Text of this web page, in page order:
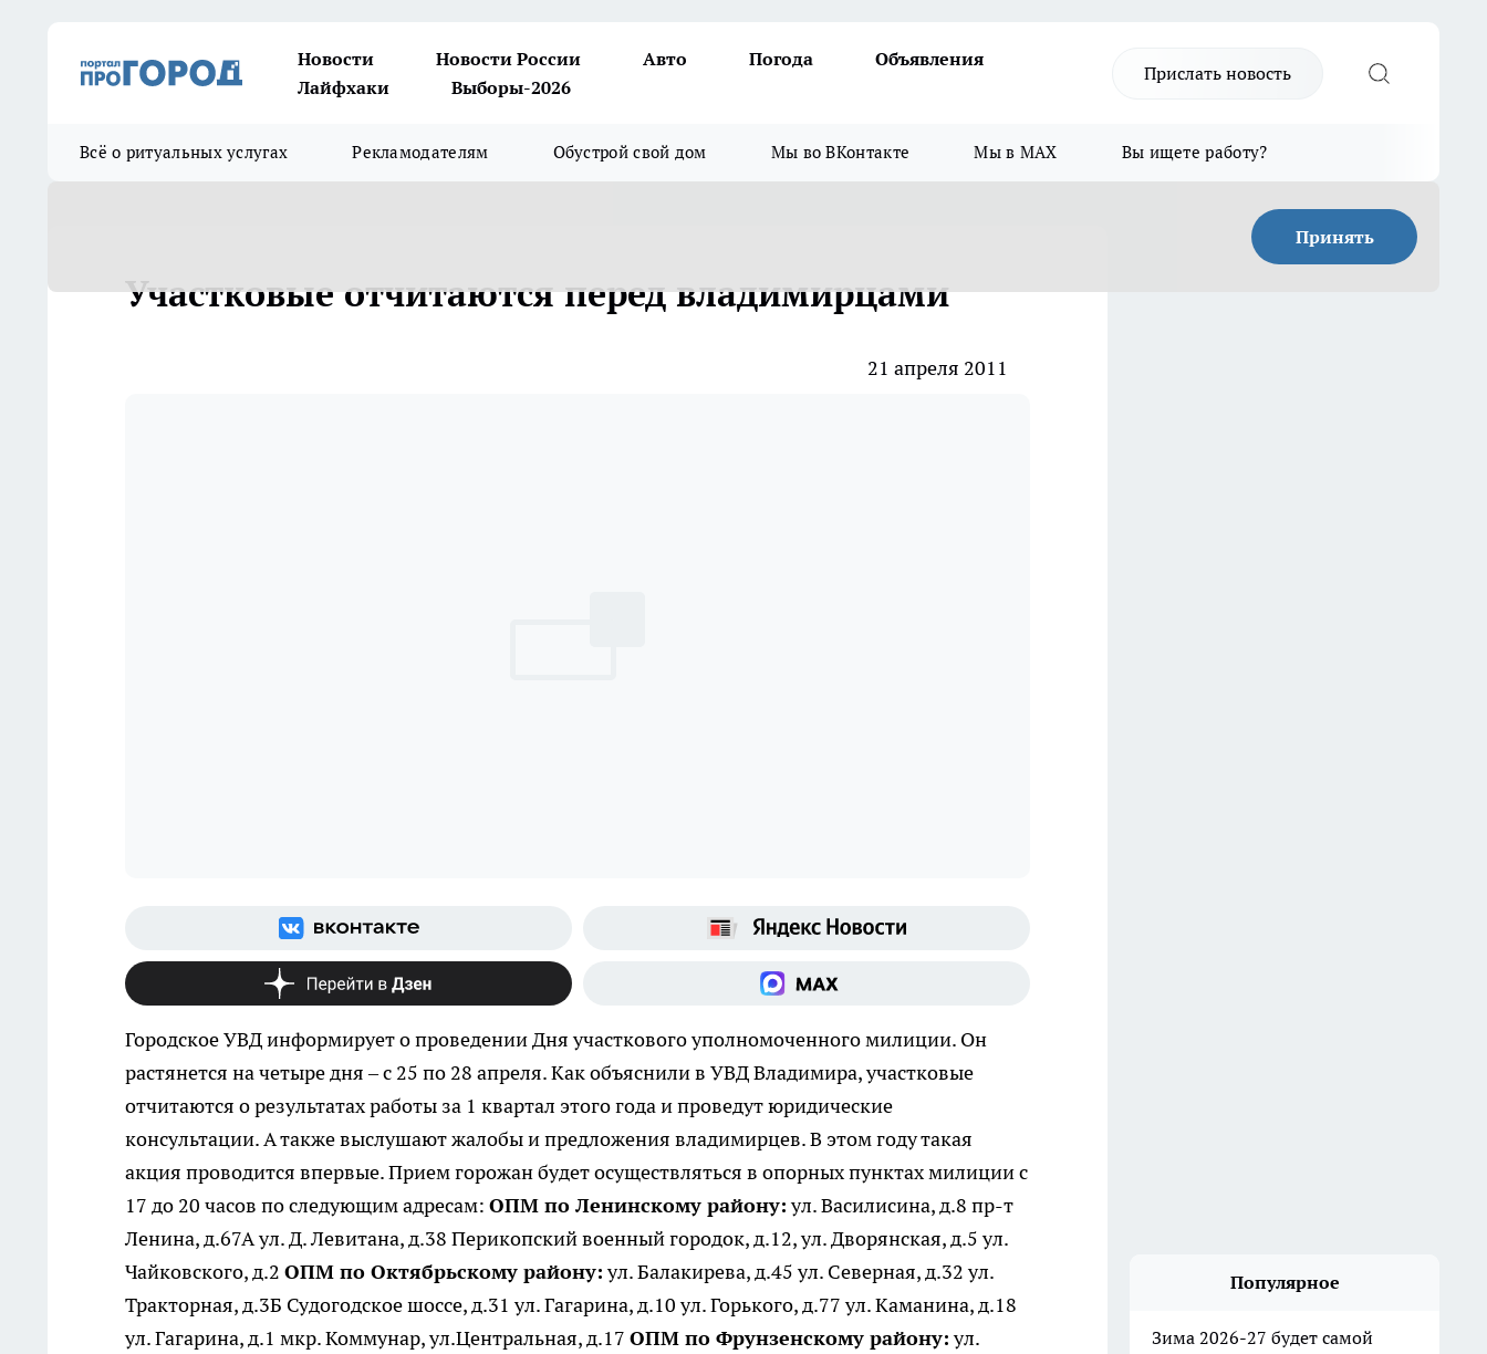
Новости Новости России Авто Погода
Объявления
Лайфхаки
Выборы-2026
Прислать новость
Всё о ритуальных услугах Рекламодателям Обустрой свой дом Мы во ВКонтакте Мы в MAX Вы ищете работу?
Принять
Участковые отчитаются перед владимирцами
21 апреля 2011
Городское УВД информирует о проведении Дня участкового уполномоченного милиции. Он
растянется на четыре дня – с 25 по 28 апреля. Как объяснили в УВД Владимира, участковые
отчитаются о результатах работы за 1 квартал этого года и проведут юридические
консультации. А также выслушают жалобы и предложения владимирцев. В этом году такая
акция проводится впервые. Прием горожан будет осуществляться в опорных пунктах милиции с
17 до 20 часов по следующим адресам: ОПМ по Ленинскому району:ул. Василисина, д.8 пр-т
Ленина, д.67А ул. Д. Левитана, д.38 Перикопский военный городок, д.12, ул. Дворянская, д.5 ул.
Чайковского, д.2 ОПМ по Октябрьскому району:ул. Балакирева, д.45 ул. Северная, д.32 ул.
Тракторная, д.3Б Судогодское шоссе, д.31 ул. Гагарина, д.10 ул. Горького, д.77 ул. Каманина, д.18
ул. Гагарина, д.1 мкр. Коммунар, ул.Центральная, д.17 ОПМ по Фрунзенскому району:ул.
Популярное
Зима 2026-27 будет самой